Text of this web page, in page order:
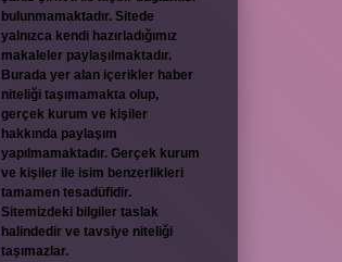
bulunmamaktadır. Sitede
yalnızca kendi hazırladığımız
makaleler paylaşılmaktadır.
Burada yer alan içerikler haber
niteliği taşımamakta olup,
gerçek kurum ve kişiler
hakkında paylaşım
yapılmamaktadır. Gerçek kurum
ve kişiler ile isim benzerlikleri
tamamen tesadüfidir.
Sitemizdeki bilgiler taslak
halindedir ve tavsiye niteliği
taşımazlar.